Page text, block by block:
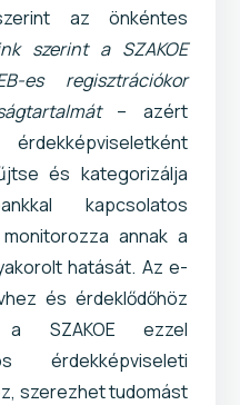
az önkéntes
szerint a SZAKOE
es regisztrációkor
– azért
és kategorizálja
kapcsolatos
annak a
hatását. Az e-
és érdeklődőhöz
a SZAKOE ezzel
érdekképviseleti
szerezhet tudomást